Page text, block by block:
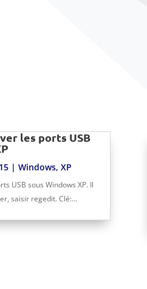
les ports USB
|Windows,XP
USB sous Windows XP. Il
saisir regedit. Clé:...